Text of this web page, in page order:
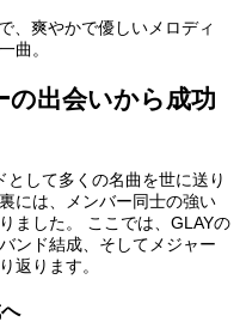
、爽やかで優しいメロディ
曲。
の出会いから成功
して多くの名曲を世に送り
には、メンバー同士の強い
ました。 ここでは、GLAYの
ンド結成、そしてメジャー
返ります。